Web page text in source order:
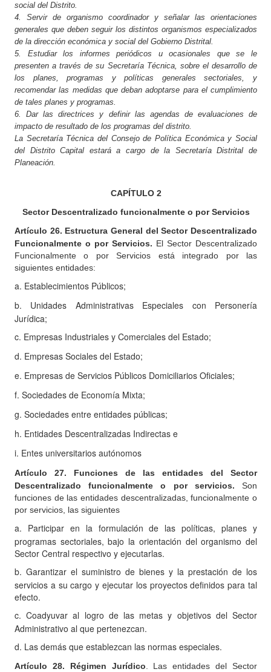
social del Distrito.
4. Servir de organismo coordinador y señalar las orientaciones
generales que deben seguir los distintos organismos especializados
de la dirección económica y social del Gobierno Distrital.
5. Estudiar los informes periódicos u ocasionales que se le
presenten a través de su Secretaría Técnica, sobre el desarrollo de
los planes, programas y políticas generales sectoriales, y
recomendar las medidas que deban adoptarse para el cumplimiento
de tales planes y programas.
6. Dar las directrices y definir las agendas de evaluaciones de
impacto de resultado de los programas del distrito.
La Secretaría Técnica del Consejo de Política Económica y Social
del Distrito Capital estará a cargo de la Secretaría Distrital de
Planeación.
CAPÍTULO2
Sector Descentralizado funcionalmente o por Servicios
Artículo 26. Estructura General del Sector Descentralizado
Funcionalmente o por Servicios. El Sector Descentralizado
Funcionalmente o por Servicios está integrado por las
siguientes entidades:
a. Establecimientos Públicos;
b. Unidades Administrativas Especiales con Personería
Jurídica;
c. Empresas Industriales y Comerciales del Estado;
d. Empresas Sociales del Estado;
e. Empresas de Servicios Públicos Domiciliarios Oficiales;
f. Sociedades de Economía Mixta;
g. Sociedades entre entidades públicas;
h. Entidades Descentralizadas Indirectas e
i. Entes universitarios autónomos
Artículo
27. Funciones de las entidades del Sector
Descentralizado funcionalmente o por servicios. Son
funciones de las entidades descentralizadas, funcionalmente o
por servicios, las siguientes
a. Participar en la formulación de las políticas, planes y
programas sectoriales, bajo la orientación del organismo del
Sector Central respectivo y ejecutarlas.
b. Garantizar el suministro de bienes y la prestación de los
servicios a su cargo y ejecutar los proyectos definidos para tal
efecto.
c. Coadyuvar al logro de las metas y objetivos del Sector
Administrativo al que pertenezcan.
d. Las demás que establezcan las normas especiales.
Artículo 28. Régimen Jurídico . Las entidades del Sector